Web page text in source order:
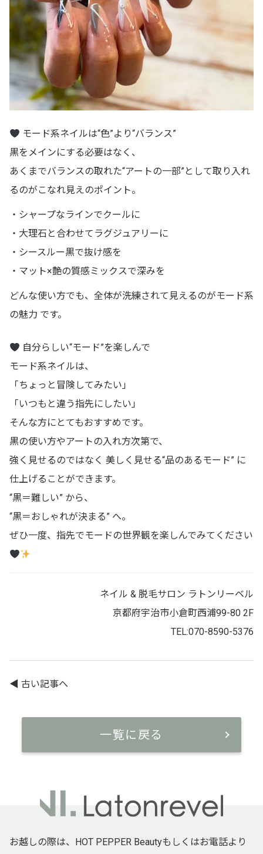
モード系ネイルは“色”より“バランス”
黒をメインにする必要はなく、
あくまでバランスの取れた“アートの一部”として取り入れ
るのがこなれ見えのポイント。
・シャープなラインでクールに
・大理石と合わせてラグジュアリーに
・シースルー黒で抜け感を
・マット×艶の質感ミックスで深みを
どんな使い方でも、 全体が洗練されて見えるのがモード系
の魅力 です。
自分らしい“モード”を楽しんで
モード系ネイルは、
「ちょっと冒険してみたい」
「いつもと違う指先にしたい」
そんな方にとてもおすすめです。
黒の使い方やアートの入れ方次第で、
強く見せるのではなく 美しく見せる“品のあるモード” に
仕上げることができます。
“黒＝難しい” から、
“黒＝おしゃれが決まる” へ。
ぜひ一度、指先でモードの世界観を楽しんでみてください
ネイル & 脱毛サロン ラトンリーベル
京都府宇治市小倉町西浦99-80 2F
TEL:070-8590-5376
◀︎ 古い記事へ
一覧に戻る
お越しの際は、HOT PEPPER Beautyもしくはお電話より